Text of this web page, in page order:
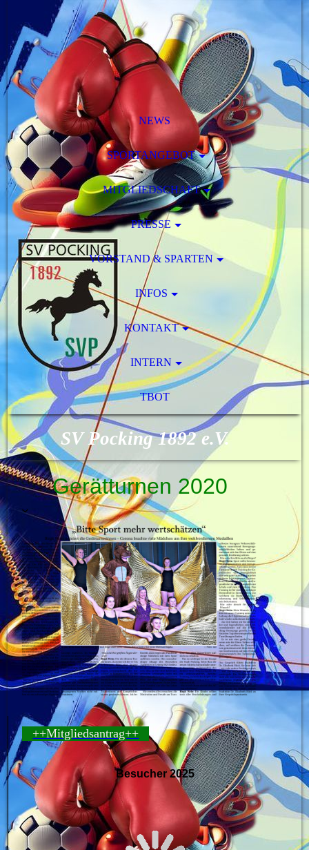
NEWS
SPORTANGEBOT
MITGLIEDSCHAFT
PRESSE
VORSTAND & SPARTEN
INFOS
KONTAKT
INTERN
TBOT
SV Pocking 1892 e.V.
Gerätturnen 2020
++Mitgliedsantrag++
Besucher 2025